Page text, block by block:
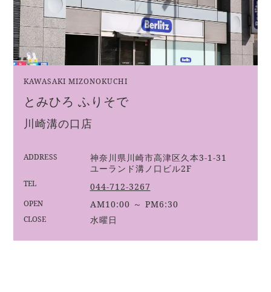
KAWASAKI MIZONOKUCHI
とみひろ ふりそで
川崎溝の口店
ADDRESS
神奈川県川崎市高津区久本3-1-31
ユーランド溝ノ口ビル2F
TEL 044-712-3267
OPEN AM10:00 ～ PM6:30
CLOSE 水曜日